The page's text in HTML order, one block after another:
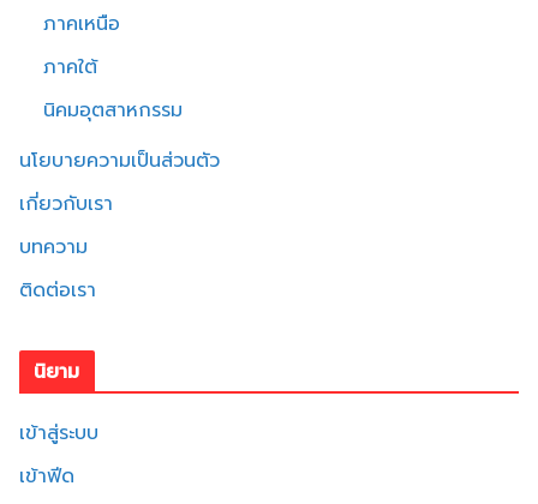
ภาคเหนือ
ภาคใต้
นิคมอุตสาหกรรม
นโยบายความเป็นส่วนตัว
เกี่ยวกับเรา
บทความ
ติดต่อเรา
นิยาม
เข้าสู่ระบบ
เข้าฟีด